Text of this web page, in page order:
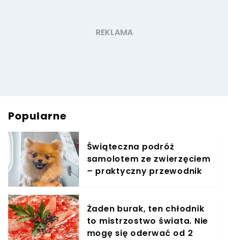
Popularne
Świąteczna podróż
samolotem ze zwierzęciem
– praktyczny przewodnik
Żaden burak, ten chłodnik
to mistrzostwo świata. Nie
mogę się oderwać od 2